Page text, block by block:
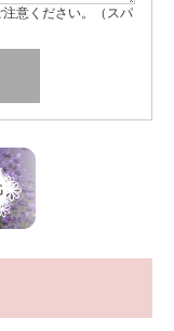
意ください。（スパ